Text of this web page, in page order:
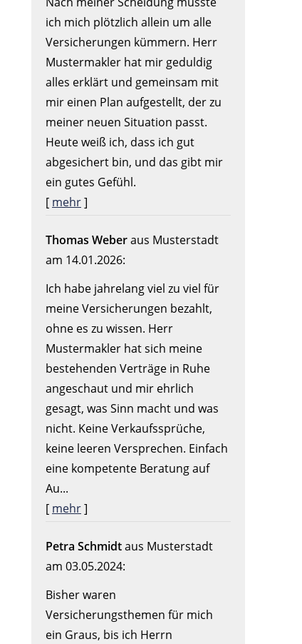
ich mich plötzlich allein um alle
Versicherungen kümmern. Herr
Mustermakler hat mir geduldig
alles erklärt und gemeinsam mit
mir einen Plan aufgestellt, der zu
meiner neuen Situation passt.
Heute weiß ich, dass ich gut
abgesichert bin, und das gibt mir
ein gutes Gefühl.
[ mehr]
Thomas Weberaus Musterstadt
am 14.01.2026:
Ich habe jahrelang viel zu viel für
meine Versicherungen bezahlt,
ohne es zu wissen. Herr
Mustermakler hat sich meine
bestehenden Verträge in Ruhe
angeschaut und mir ehrlich
gesagt, was Sinn macht und was
nicht. Keine Verkaufssprüche,
keine leeren Versprechen. Einfach
eine kompetente Beratung auf
Au...
[ mehr]
Petra Schmidtaus Musterstadt
am 03.05.2024:
Bisher waren
Versicherungsthemen für mich
ein Graus, bis ich Herrn